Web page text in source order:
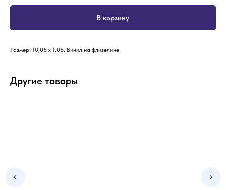
В корзину
Размер: 10,05 х 1,06. Винил на флизелине
Другие товары